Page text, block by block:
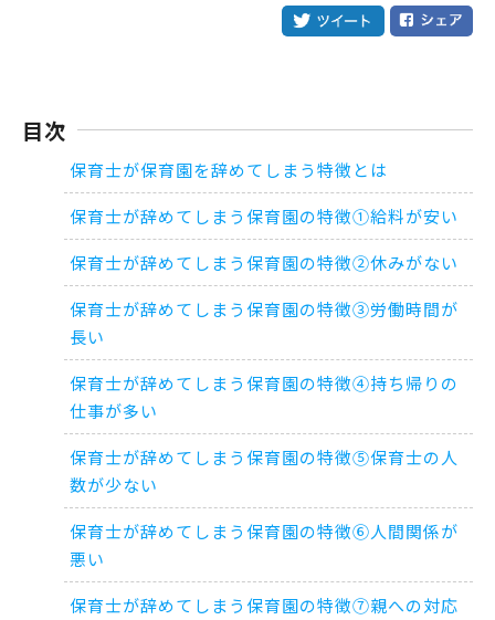
目次
保育士が保育園を辞めてしまう特徴とは
保育士が辞めてしまう保育園の特徴①給料が安い
保育士が辞めてしまう保育園の特徴②休みがない
保育士が辞めてしまう保育園の特徴③労働時間が
長い
保育士が辞めてしまう保育園の特徴④持ち帰りの
仕事が多い
保育士が辞めてしまう保育園の特徴⑤保育士の人
数が少ない
保育士が辞めてしまう保育園の特徴⑥人間関係が
悪い
保育士が辞めてしまう保育園の特徴⑦親への対応